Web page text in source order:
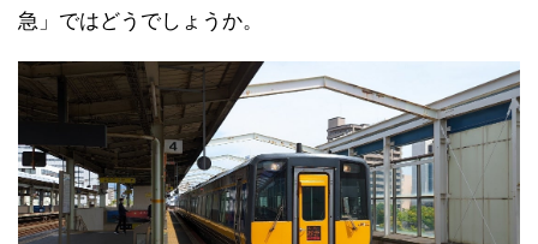
急」ではどうでしょうか。